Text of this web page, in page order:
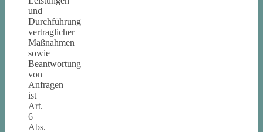
und
Durchführung
vertraglicher
Maßnahmen
sowie
Beantwortung
von
Anfragen
ist
Art.
6
Abs.